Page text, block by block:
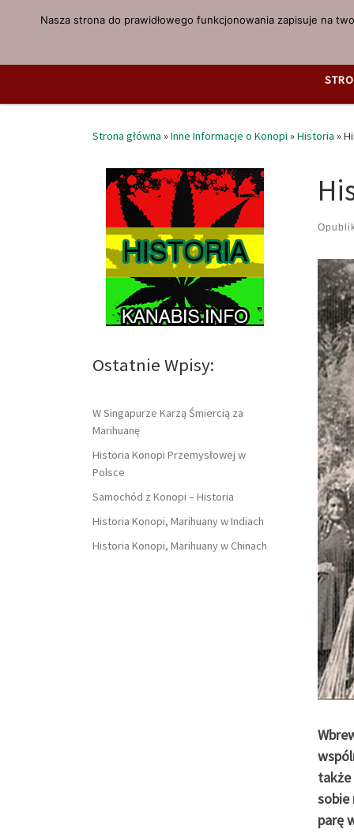
Przejdź do treści
Strona główna »Inne Informacje o Konopi »Historia »
także
sobie
parę
Ostatnie Wpisy:
W Singapurze Karzą Śmiercią za
Marihuanę
Historia Konopi Przemysłowej w
Polsce
Samochód z Konopi – Historia
Historia Konopi, Marihuany w Indiach
Historia Konopi, Marihuany w Chinach
Nasza strona do prawidłowego funkcjonowania zapisuje na